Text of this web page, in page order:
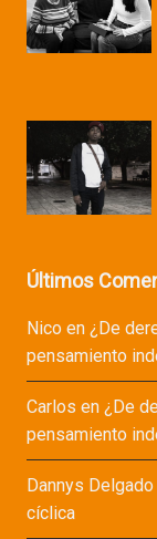
Últimos
Nicoen ¿De
pensamiento
Carlos en ¿De
pensamiento
Dannys Delgado
cíclica